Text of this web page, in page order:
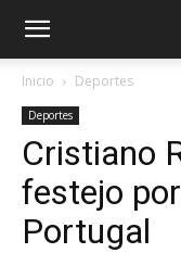
Inicio Deportes
Deportes
Cristiano
festejo
Portugal